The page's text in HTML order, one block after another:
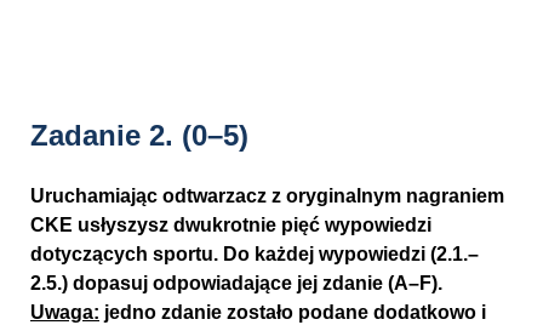
Zadanie 2. (0–5)
Uruchamiając odtwarzacz z oryginalnym nagraniem
CKE usłyszysz dwukrotnie pięć wypowiedzi
dotyczących sportu. Do każdej wypowiedzi (2.1.–
2.5.) dopasuj odpowiadające jej zdanie (A–F).
Uwaga: jedno zdanie zostało podane dodatkowo i